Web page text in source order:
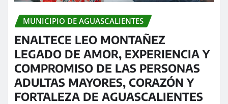
MUNICIPIO DE AGUASCALIENTES
ENALTECE LEO MONTAÑEZ
LEGADO DE AMOR, EXPERIENCIA Y
COMPROMISO DE LAS PERSONAS
ADULTAS MAYORES, CORAZÓN Y
FORTALEZA DE AGUASCALIENTES